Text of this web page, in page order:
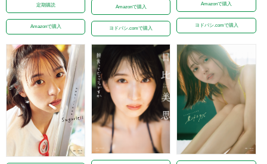
定期購読
Amazonで購入
Amazonで購入
ヨドバシ.comで購入
Amazonで購入
ヨドバシ.comで購入